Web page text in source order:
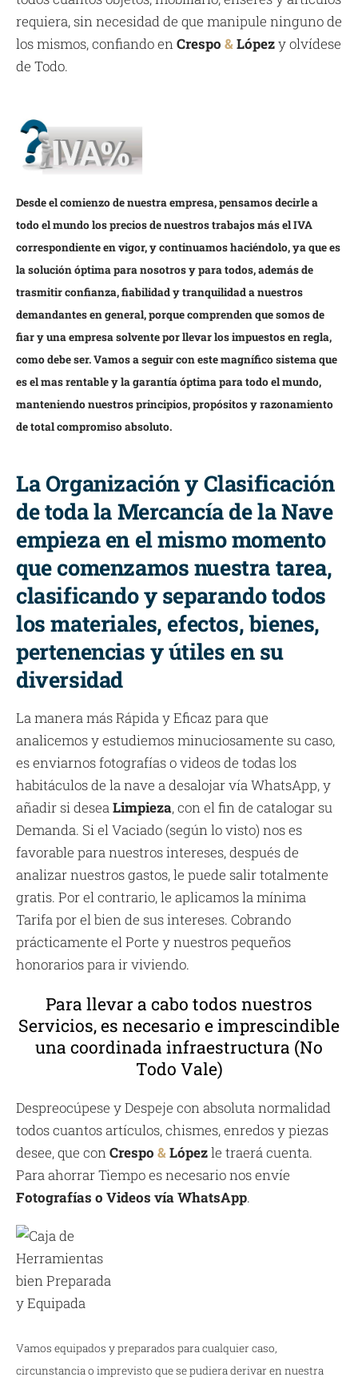
requiera, sin necesidad de que manipule ninguno de
los mismos, confiando en Crespo & Lópezy olvídese
de Todo.
Desde el comienzo de nuestra empresa, pensamos decirle a
todo el mundo los precios de nuestros trabajos más el IVA
correspondiente en vigor, y continuamos haciéndolo, ya que es
la solución óptima para nosotros y para todos, además de
trasmitir confianza, fiabilidad y tranquilidad a nuestros
demandantes en general, porque comprenden que somos de
fiar y una empresa solvente por llevar los impuestos en regla,
como debe ser. Vamos a seguir con este magnífico sistema que
es el mas rentable y la garantía óptima para todo el mundo,
manteniendo nuestros principios, propósitos y razonamiento
de total compromiso absoluto.
La Organización y Clasificación
de toda la Mercancía de la Nave
empieza en el mismo momento
que comenzamos nuestra tarea,
clasificando y separando todos
los materiales, efectos, bienes,
pertenencias y útiles en su
diversidad
La manera más Rápida y Eficaz para que
analicemos y estudiemos minuciosamente su caso,
es enviarnos fotografías o videos de todas los
habitáculos de la nave a desalojar vía WhatsApp, y
añadir si deseaLimpieza, con el fin de catalogar su
Demanda. Si el Vaciado (según lo visto) nos es
favorable para nuestros intereses, después de
analizar nuestros gastos, le puede salir totalmente
gratis. Por el contrario, le aplicamos la mínima
Tarifa por el bien de sus intereses. Cobrando
prácticamente el Porte y nuestros pequeños
honorarios para ir viviendo.
Para llevar a cabo todos nuestros
Servicios, es necesario e imprescindible
una coordinada infraestructura (No
Todo Vale)
Despreocúpese y Despeje con absoluta normalidad
todos cuantos artículos, chismes, enredos y piezas
desee, que conCrespo &Lópezle traerá cuenta.
Para ahorrar Tiempo es necesario nos envíe
Fotografías o Videos vía WhatsApp.
Vamos equipados y preparados para cualquier caso,
circunstancia o imprevisto que se pudiera derivar en nuestra